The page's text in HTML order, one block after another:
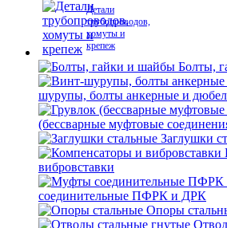
Детали
трубопроводов,
хомуты и
крепеж
Болты,
шурупы, болты анкерные и
(бессварные муфтовые
Заглушки
вибровставки
соединительные ПФРК и ДРК
Опоры